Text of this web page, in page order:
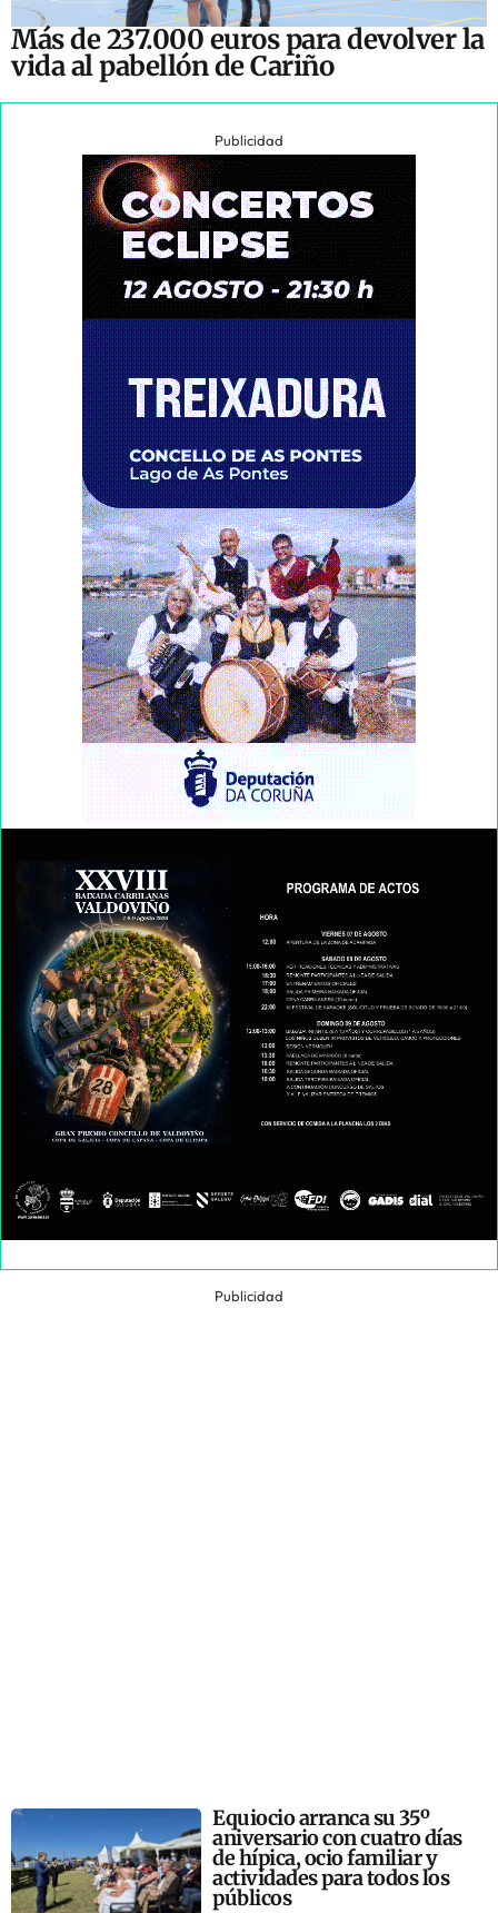
Más de 237.000 euros para devolver la
vida al pabellón de Cariño
Publicidad
Publicidad
Equiocio arranca su 35º
aniversario con cuatro días
de hípica, ocio familiar y
actividades para todos los
públicos